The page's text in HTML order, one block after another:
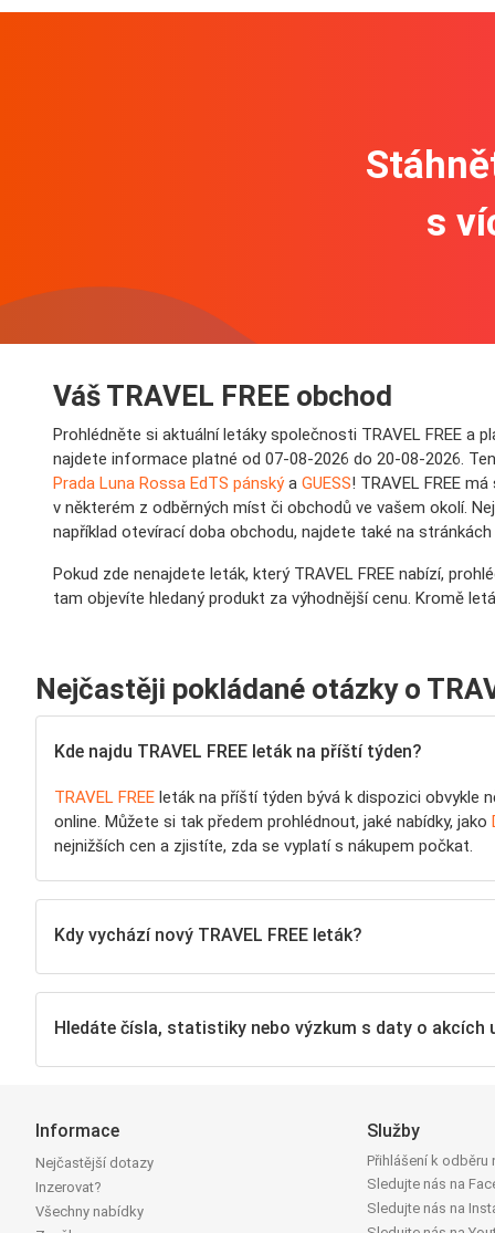
s
Váš TRAVEL FREE obchod
Prohlédněte si aktuální letáky společnosti TRAVEL FREE a
najdete informace platné od 07-08-2026 do 20-08-2026.
Prada Luna Rossa EdTS pánskýa GUESS! TRAVEL FREE
v některém z odběrných míst či obchodů ve vašem okolí.
například otevírací doba obchodu, najdete také na stránkách
Pokud zde nenajdete leták, který TRAVEL FREE nabízí,
tam objevíte hledaný produkt za výhodnější cenu. Kromě
Nejčastěji pokládané otázky o
Kde najdu TRAVEL FREE leták na příští týden?
TRAVEL FREE leták na příští týden bývá k dispozici obvykle
online. Můžete si tak předem prohlédnout, jaké nabídky, jako
nejnižších cen a zjistíte, zda se vyplatí s nákupem počkat.
Kdy vychází nový TRAVEL FREE leták?
Hledáte čísla, statistiky nebo výzkum s daty o akcích u
Informace
Nejčastější dotazy
Inzerovat?
Všechny nabídky
Služby
Přihlášení k odběru
Sledujte nás na
Sledujte nás na